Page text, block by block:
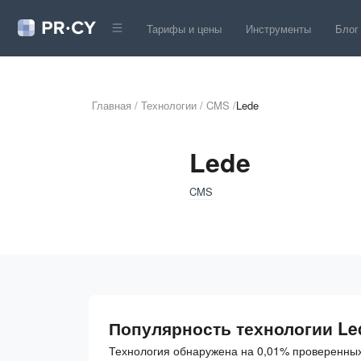
Тарифы и цены Инструменты Блог
Главная / Технологии / CMS /Lede
Lede
CMS
Популярность технологии
Технология обнаружена на 0,01%